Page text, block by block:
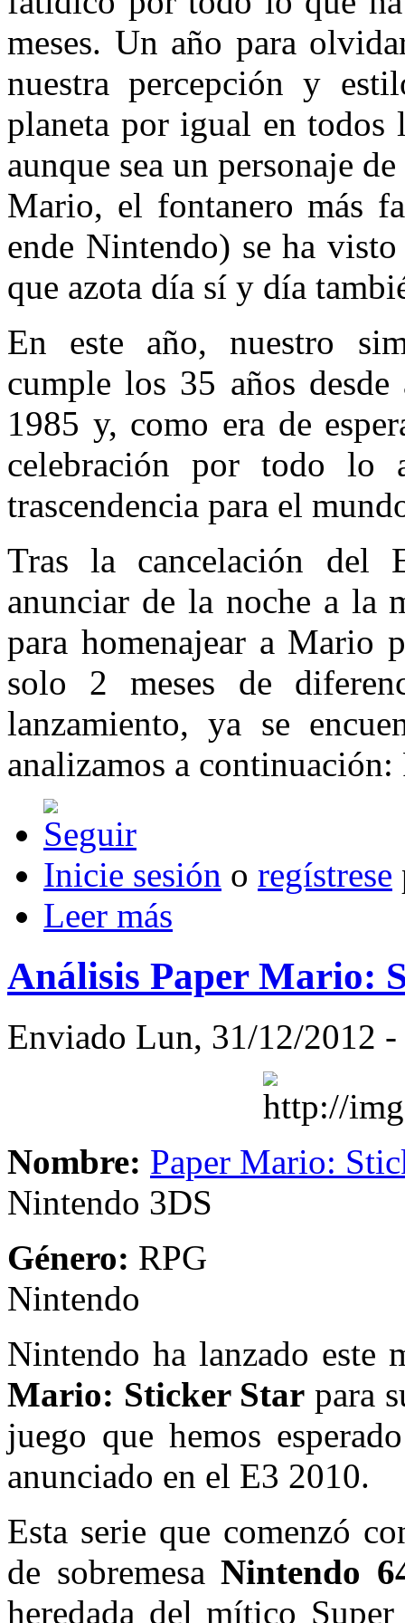
meses. Un año para
nuestra percepción y
planeta por igual en todos
aunque sea un personaje
Mario, el fontanero más
ende Nintendo) se ha
que azota día sí y día
En este año, nuestro
cumple los 35 años
1985 y, como era de
celebración por todo lo
trascendencia para el
Tras la cancelación del
anunciar de la noche a la
para homenajear a Mario
solo 2 meses de
lanzamiento, ya se
analizamos a
Inicie sesión o regístrese
Leer más
Análisis Paper Mario:
Enviado Lun, 31/12/2012
Nombre: Paper Mario:
Nintendo 3DS
Género:
Nintendo
Nintendo ha lanzado este
Mario: Sticker Star para
juego que hemos
anunciado en el E3 2010.
Esta serie que comenzó
de sobremesaNintendo
heredada del mítico